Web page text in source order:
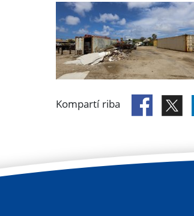
Kompartí riba